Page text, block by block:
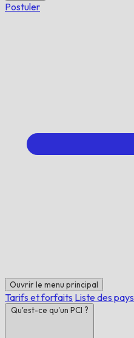
Postuler
Ouvrir le menu principal
Tarifs et forfaits Liste des pays
Qu'est-ce qu'un PCI ?